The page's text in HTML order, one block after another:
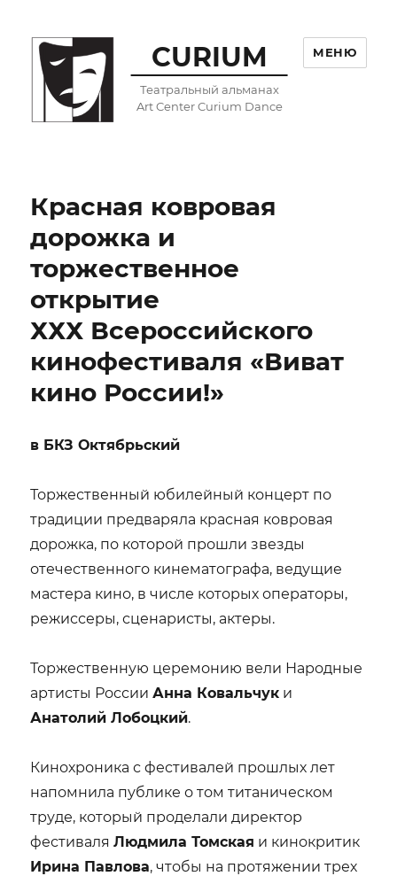
CURIUM
Театральный альманах
Art Center Curium Dance
МЕНЮ
Красная ковровая
дорожка и
торжественное
открытие
ХХХ Всероссийского
кинофестиваля «Виват
кино России!»
в БКЗ Октябрьский
Торжественный юбилейный концерт по
традиции предваряла красная ковровая
дорожка, по которой прошли звезды
отечественного кинематографа, ведущие
мастера кино, в числе которых операторы,
режиссеры, сценаристы, актеры.
Торжественную церемонию вели Народные
артисты РоссииАнна Ковальчук и
Анатолий Лобоцкий.
Кинохроника с фестивалей прошлых лет
напомнила публике о том титаническом
труде, который проделали директор
фестиваляЛюдмила Томская и кинокритик
Ирина Павлова, чтобы на протяжении трех